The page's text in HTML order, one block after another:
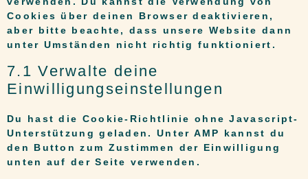
Cookies über deinen Browser deaktivieren,
aber bitte beachte, dass unsere Website dann
unter Umständen nicht richtig funktioniert.
7.1 Verwalte deine
Einwilligungseinstellungen
Du hast die Cookie-Richtlinie ohne Javascript-
Unterstützung geladen. Unter AMP kannst du
den Button zum Zustimmen der Einwilligung
unten auf der Seite verwenden.